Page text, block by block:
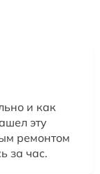
и как
эту
ремонтом
за час.